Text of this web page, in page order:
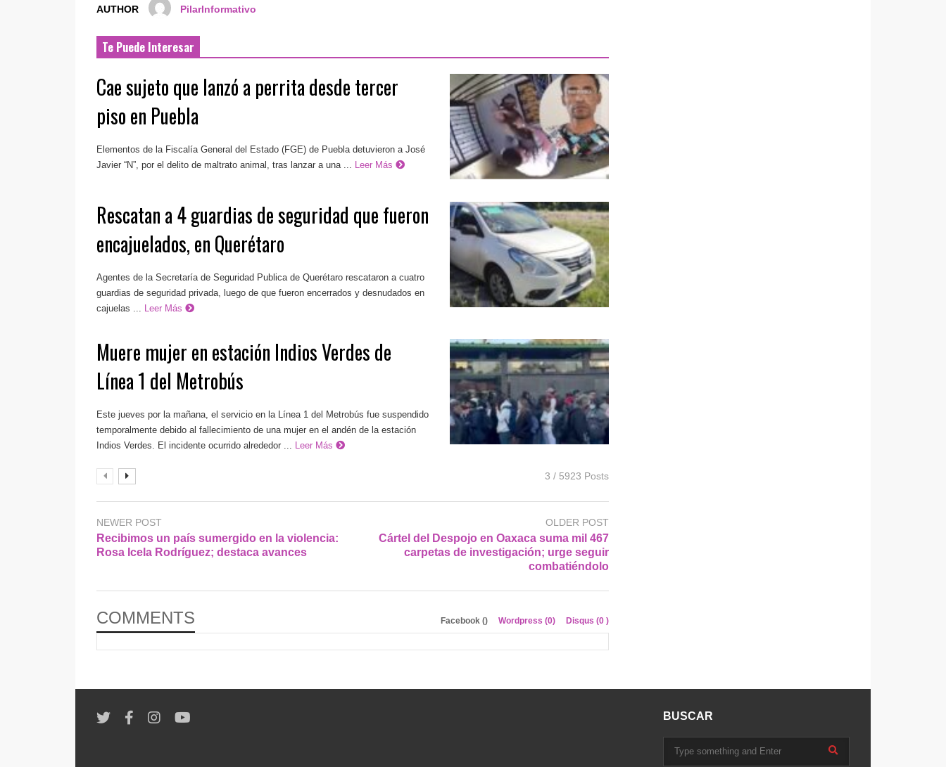
AUTHOR PilarInformativo
Te Puede Interesar
Cae sujeto que lanzó a perrita desde tercer
piso en Puebla
Elementos de la Fiscalía General del Estado (FGE) de Puebla detuvieron a José
Javier “N”, por el delito de maltrato animal, tras lanzar a una ... Leer Más
Rescatan a 4 guardias de seguridad que fueron
encajuelados, en Querétaro
Agentes de la Secretaría de Seguridad Publica de Querétaro rescataron a cuatro
guardias de seguridad privada, luego de que fueron encerrados y desnudados en
cajuelas ...
Leer Más
Muere mujer en estación Indios Verdes de
Línea 1 del Metrobús
Este jueves por la mañana, el servicio en la Línea 1 del Metrobús fue suspendido
temporalmente debido al fallecimiento de una mujer en el andén de la estación
Indios Verdes. El incidente ocurrido alrededor ...
Leer Más
3 / 5923 Posts
NEWER POST
Recibimos un país sumergido en la violencia:
Rosa Icela Rodríguez; destaca avances
OLDER POST
Cártel del Despojo en Oaxaca suma mil 467
carpetas de investigación; urge seguir
combatiéndolo
COMMENTS Facebook () Wordpress (0) Disqus (0 )
BUSCAR